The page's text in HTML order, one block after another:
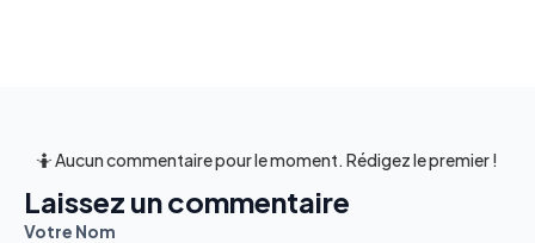
🤷 Aucun commentaire pour le moment. Rédigez le premier !
Laissez un commentaire
Votre Nom